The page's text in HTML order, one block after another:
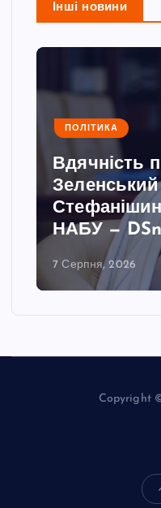
Інші новини
ПОЛІТИКА
Вдячність
Зеленський
НАБУ —
7 Серпня, 2026
Copyright